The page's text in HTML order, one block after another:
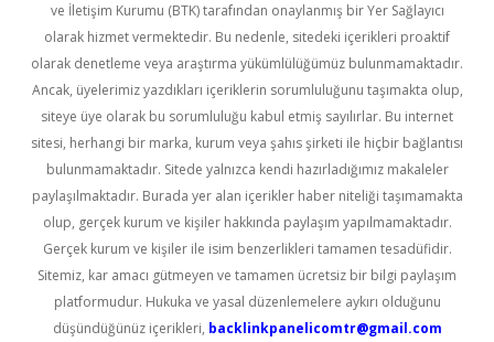
ve İletişim Kurumu (BTK) tarafından onaylanmış bir Yer Sağlayıcı
olarak hizmet vermektedir. Bu nedenle, sitedeki içerikleri proaktif
olarak denetleme veya araştırma yükümlülüğümüz bulunmamaktadır.
Ancak, üyelerimiz yazdıkları içeriklerin sorumluluğunu taşımakta olup,
siteye üye olarak bu sorumluluğu kabul etmiş sayılırlar. Bu internet
sitesi, herhangi bir marka, kurum veya şahıs şirketi ile hiçbir bağlantısı
bulunmamaktadır. Sitede yalnızca kendi hazırladığımız makaleler
paylaşılmaktadır. Burada yer alan içerikler haber niteliği taşımamakta
olup, gerçek kurum ve kişiler hakkında paylaşım yapılmamaktadır.
Gerçek kurum ve kişiler ile isim benzerlikleri tamamen tesadüfidir.
Sitemiz, kar amacı gütmeyen ve tamamen ücretsiz bir bilgi paylaşım
platformudur. Hukuka ve yasal düzenlemelere aykırı olduğunu
düşündüğünüz içerikleri, backlinkpanelicomtr@gmail.com